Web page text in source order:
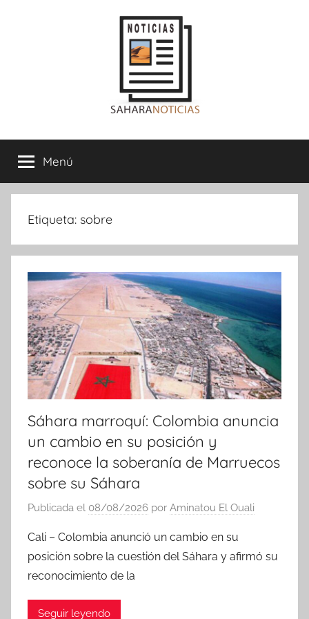
Sahara
Noticias
Menú
Etiqueta: sobre
Sáhara marroquí: Colombia anuncia
un cambio en su posición y
reconoce la soberanía de Marruecos
sobre su Sáhara
Publicada el 08/08/2026 por Aminatou El Ouali
Cali – Colombia anunció un cambio en su
posición sobre la cuestión del Sáhara y afirmó su
reconocimiento de la
Seguir leyendo